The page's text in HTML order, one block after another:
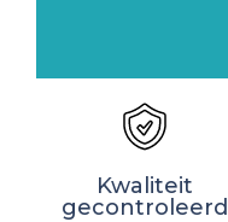
Kwaliteit
gecontroleerd